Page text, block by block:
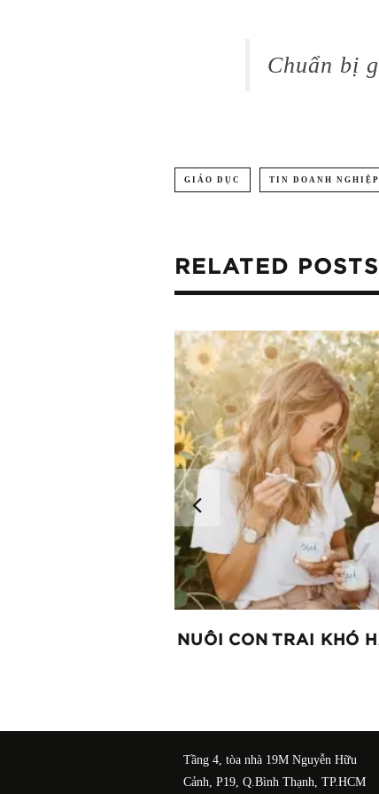
Chuẩn bị
GIÁO DỤC TIN DOANH NGHIỆP
RELATED POSTS
NUÔI CON TRAI KHÓ
Tầng 4, tòa nhà 19M Nguyễn Hữu
Cảnh, P19, Q.Bình Thạnh, TP.HCM